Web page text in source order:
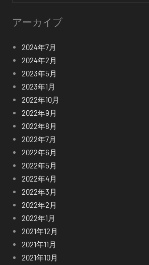
アーカイブ
2024年7月
2024年2月
2023年5月
2023年1月
2022年10月
2022年9月
2022年8月
2022年7月
2022年6月
2022年5月
2022年4月
2022年3月
2022年2月
2022年1月
2021年12月
2021年11月
2021年10月